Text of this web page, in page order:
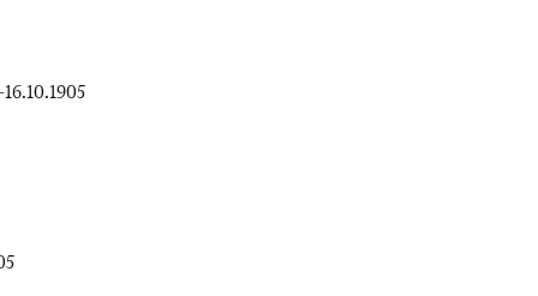
16.10.1905